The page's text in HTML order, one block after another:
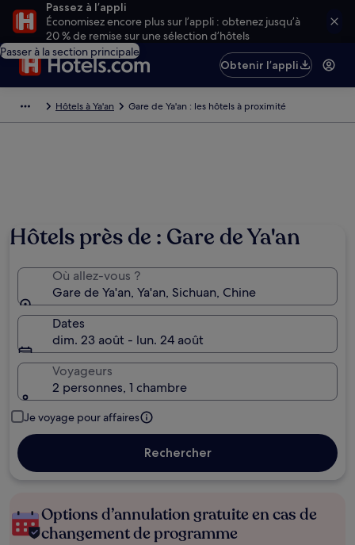
Passez à l’appli
Économisez encore plus sur l’appli : obtenez jusqu’à
20 % de remise sur une sélection d’hôtels
Passer à la section principale
Obtenir l’appli
Hôtels à Ya'an Gare de Ya'an : les hôtels à proximité
Hôtels près de : Gare de Ya'an
Où allez-vous ?
Gare de Ya'an, Ya'an, Sichuan, Chine
Dates
dim. 23 août - lun. 24 août
Voyageurs
2 personnes, 1 chambre
Je voyage pour affaires
Rechercher
Options d’annulation gratuite en cas de
changement de programme